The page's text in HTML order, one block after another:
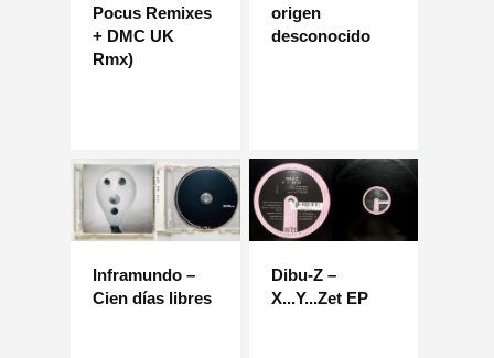
Pocus Remixes
+ DMC UK
Rmx)
origen
desconocido
Inframundo –
Cien días libres
Dibu-Z –
X...Y...Zet EP